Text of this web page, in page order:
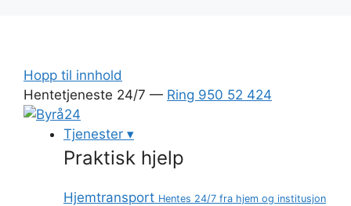
Hopp til innhold
Hentetjeneste 24/7 — Ring 950 52 424
Tjenester ▾
Praktisk hjelp
Hjemtransport Hentes 24/7 fra hjem og institusjon